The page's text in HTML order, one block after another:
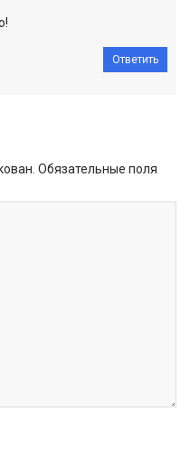
Ответить
Обязательные поля